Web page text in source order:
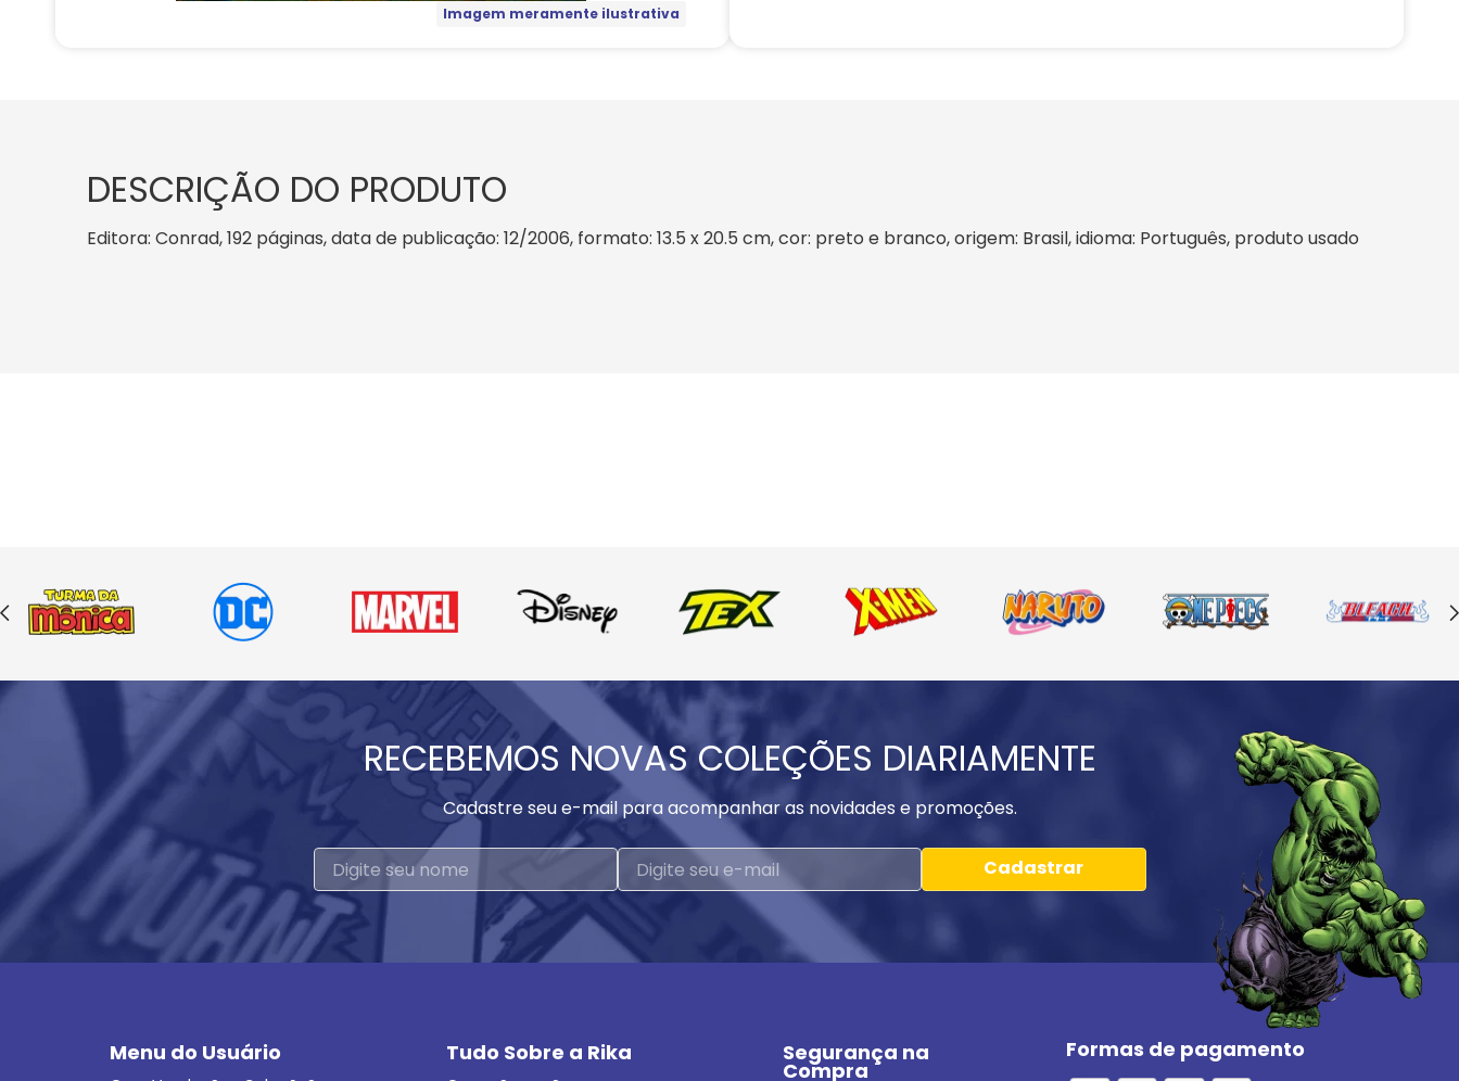
Imagem meramente ilustrativa
DESCRIÇÃO DO PRODUTO
Editora: Conrad, 192 páginas, data de publicação: 12/2006, formato: 13.5 x 20.5 cm, cor: preto e branco, origem: Brasil, idioma: Português, produto usado
RECEBEMOS NOVAS COLEÇÕES DIARIAMENTE
Cadastre seu e-mail para acompanhar as novidades e promoções.
Cadastrar
Menu do Usuário Tudo Sobre a Rika Segurança na
Compra
Formas de pagamento